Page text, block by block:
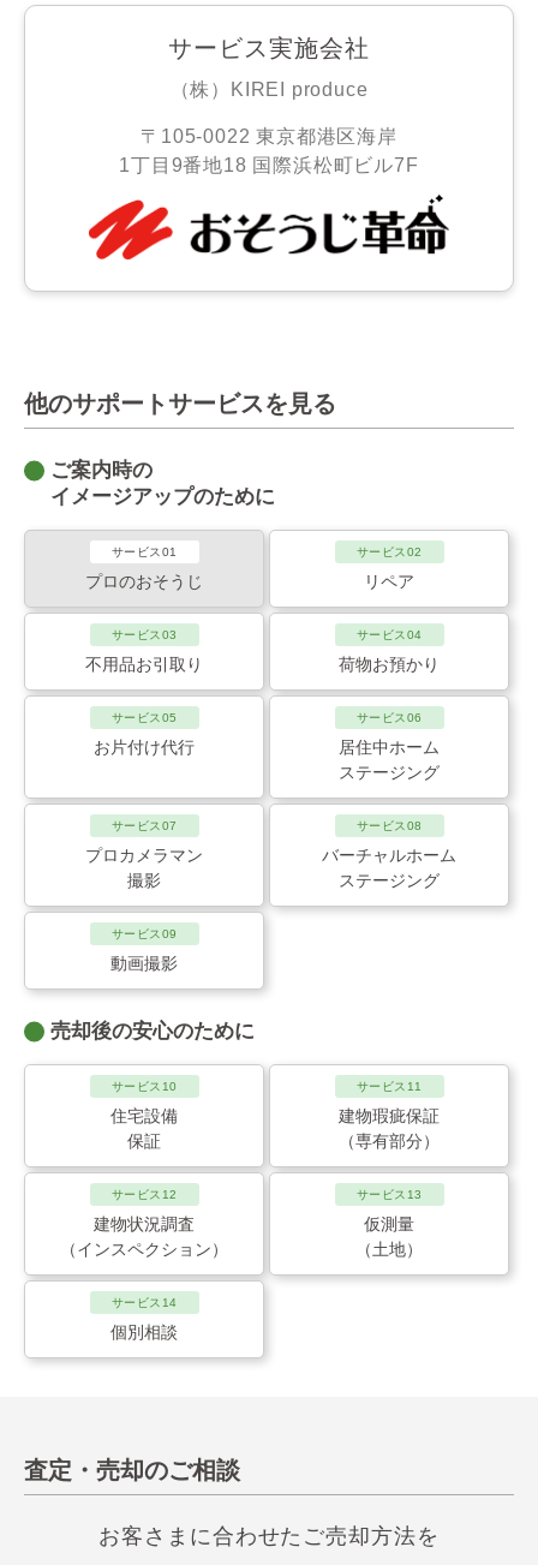
サービス実施会社
（株）KIREI produce
〒105-0022 東京都港区海岸
1丁目9番地18 国際浜松町ビル7F
他のサポートサービスを見る
ご案内時の
イメージアップのために
サービス01
プロのおそうじ
サービス02
リペア
サービス03
不用品お引取り
サービス04
荷物お預かり
サービス05
お片付け代行
サービス06
居住中ホーム
ステージング
サービス07
プロカメラマン
撮影
サービス08
バーチャルホーム
ステージング
サービス09
動画撮影
売却後の安心のために
サービス10
住宅設備
保証
サービス11
建物瑕疵保証
（専有部分）
サービス12
建物状況調査
（インスペクション）
サービス13
仮測量
（土地）
サービス14
個別相談
査定・売却のご相談
お客さまに合わせたご売却方法を